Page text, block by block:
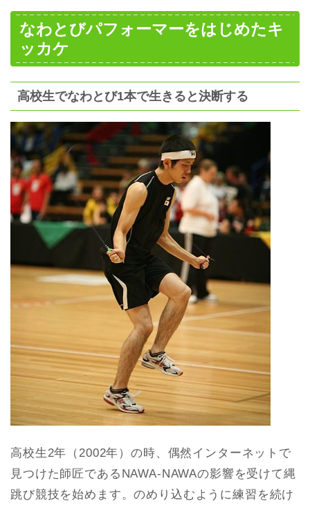
なわとびパフォーマーをはじめたキ
ッカケ
高校生でなわとび1本で生きると決断する
高校生2年（2002年）の時、偶然インターネットで
見つけた師匠であるNAWA-NAWAの影響を受けて縄
跳び競技を始めます。のめり込むように練習を続け